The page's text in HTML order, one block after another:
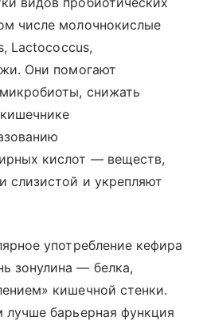
числе молочнокислые
Lactococcus,
Они помогают
снижать
кислот — веществ,
слизистой и укрепляют
употребление кефира
зонулина — белка,
кишечной стенки.
барьерная функция